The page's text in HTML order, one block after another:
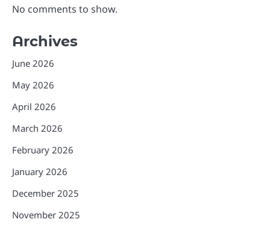
No comments to show.
Archives
June 2026
May 2026
April 2026
March 2026
February 2026
January 2026
December 2025
November 2025